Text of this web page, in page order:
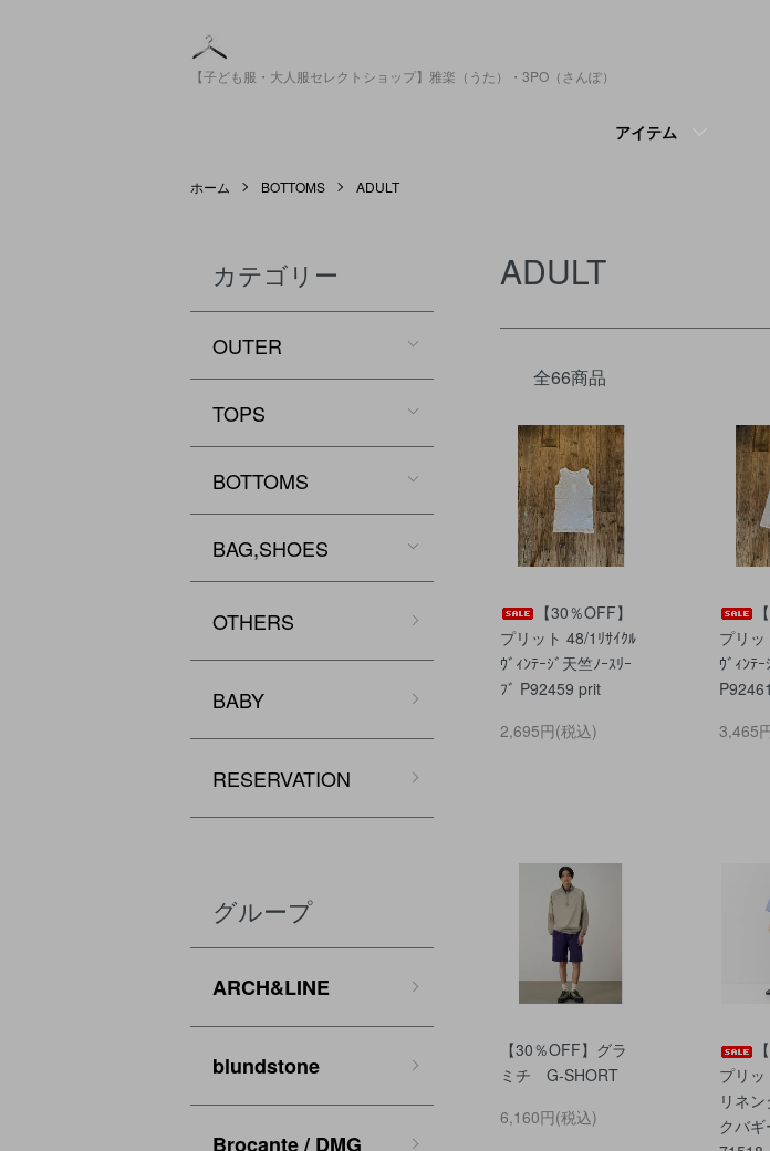
【子ども服・大人服セレクトショップ】雅楽（うた）・3PO（さんぽ）
アイテム
ホーム BOTTOMS ADULT
ADULT
全66商品
【30％OFF】
プリット 48/1ﾘｻｲｸﾙ
ｳﾞｨﾝﾃｰｼﾞ天竺ﾉｰｽﾘｰ
ﾌﾞ P92459 prit
2,695円(税込)
プリッ
ｳﾞｨﾝﾃ
3,465
【30％OFF】グラ
ミチ G-SHORT
6,160円(税込)
プリ
リネ
クバ
カテゴリー
OUTER
TOPS
BOTTOMS
BAG,SHOES
OTHERS
BABY
RESERVATION
グループ
ARCH&LINE
blundstone
Brocante / DMG